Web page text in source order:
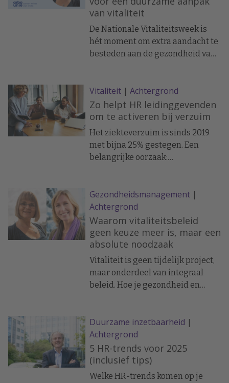
integratieaanpak die werkt.
van vitaliteit
De Nationale Vitaliteitsweek is
hét moment om extra aandacht te
besteden aan de gezondheid van
eenmalig iets te organiseren: een
workshop, een smoothiebar of een
inspiratiesessie. Goed begin,
maar zorg dat het daar niet bij
blijft. De echte winst zit in de stap
erna. Want duurzame vitaliteit
vraagt om meer dan één losse
Vitaliteit | Achtergrond
Zo helpt HR leidinggevenden
om te activeren bij verzuim
Het ziekteverzuim is sinds 2019
met bijna 25% gestegen. Een
belangrijke oorzaak:
plaats van de medewerker te
activeren. Dat lijkt behulpzaam,
maar vertraagt herstel en
vergroot de kans op terugval.
Gezondheidsmanagement |
Achtergrond
Waarom vitaliteitsbeleid
geen keuze meer is, maar een
absolute noodzaak
Vitaliteit is geen tijdelijk project,
maar onderdeel van integraal
beleid. Hoe je gezondheid en
PMO/PAGO/Vitaliteit bij Arbo
Unie, en Health Officer Wendel
Post uit.
Duurzame inzetbaarheid |
Achtergrond
5 HR-trends voor 2025
(inclusief tips)
Welke HR-trends komen op je